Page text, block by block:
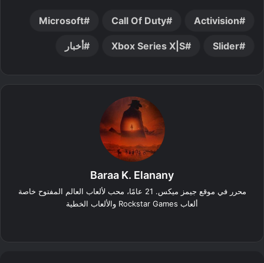
Activision
Call Of Duty
Microsoft
Slider
Xbox Series X|S أخبار
Baraa K. Elanany
محرر في موقع جيمز ميكس. 21 عامًا، محب لألعاب العالم المفتوح خاصة
ألعاب Rockstar Games والألعاب الخطية